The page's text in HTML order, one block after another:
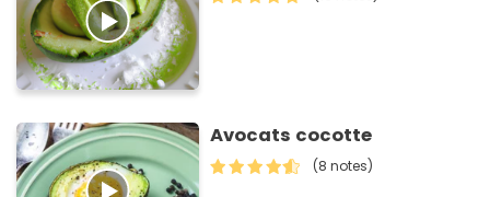
Avocats cocotte
(8 notes)